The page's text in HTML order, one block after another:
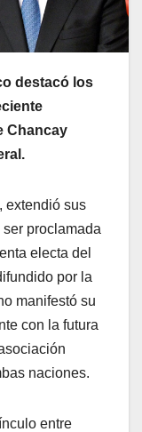
destacó los
Chancay
extendió sus
proclamada
electa del
por la
manifestó su
con la futura
naciones.
entre